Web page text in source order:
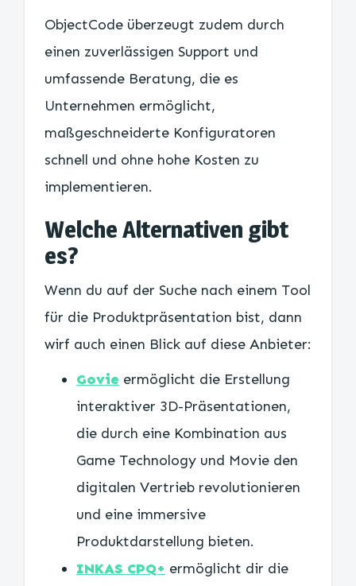
ObjectCode überzeugt zudem durch
einen zuverlässigen Support und
umfassende Beratung, die es
Unternehmen ermöglicht,
maßgeschneiderte Konfiguratoren
schnell und ohne hohe Kosten zu
implementieren.
Welche Alternativen gibt
es?
Wenn du auf der Suche nach einem Tool
für die Produktpräsentation bist, dann
wirf auch einen Blick auf diese Anbieter:
Govie ermöglicht die Erstellung
interaktiver 3D-Präsentationen,
die durch eine Kombination aus
Game Technology und Movie den
digitalen Vertrieb revolutionieren
und eine immersive
Produktdarstellung bieten.
INKAS CPQ+ ermöglicht dir die